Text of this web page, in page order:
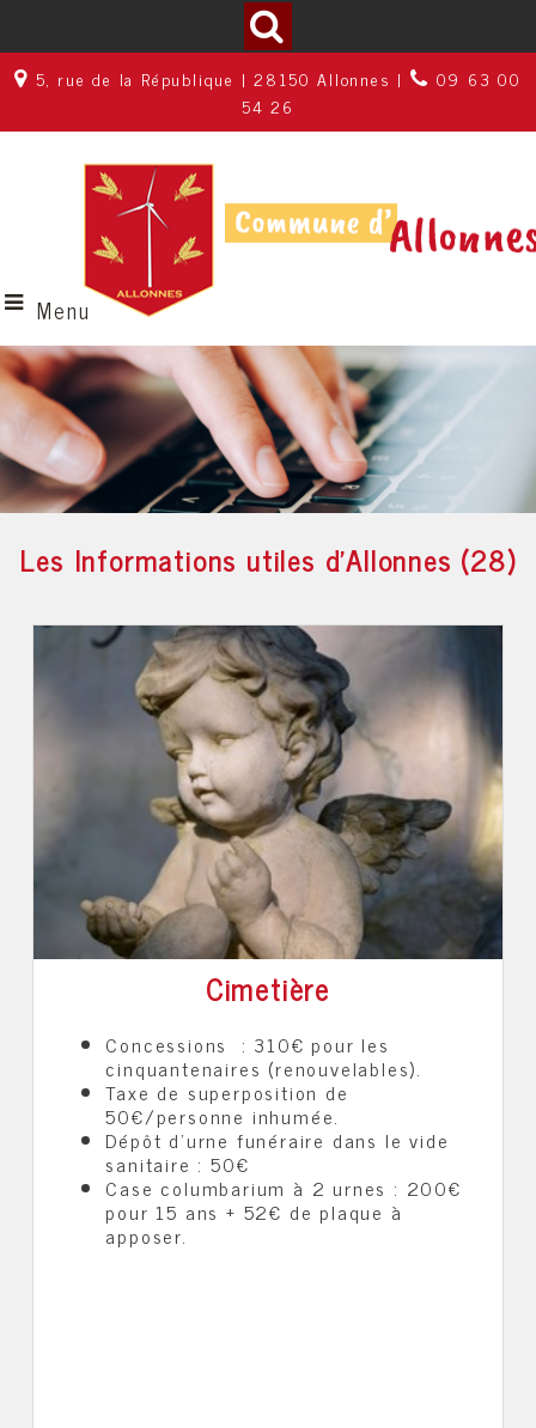
5, rue de la République | 28150 Allonnes |
09 63 00
54 26
Menu
Les Informations utiles d'Allonnes (28)
Cimetière
Concessions : 310€ pour les
cinquantenaires (renouvelables).
Taxe de superposition de
50€/personne inhumée.
Dépôt d’urne funéraire dans le vide
sanitaire : 50€
Case columbarium à 2 urnes : 200€
pour 15 ans + 52€ de plaque à
apposer.